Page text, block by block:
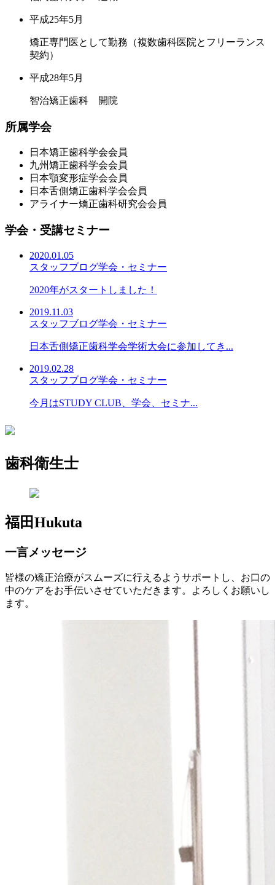
平成25年5月
矯正専門医として勤務（複数歯科医院とフリーランス
契約）
平成28年5月
智治矯正歯科 開院
所属学会
日本矯正歯科学会会員
九州矯正歯科学会会員
日本顎変形症学会会員
日本舌側矯正歯科学会会員
アライナー矯正歯科研究会会員
学会・受講セミナー
2020.01.05
スタッフブログ学会・セミナー
2020年がスタートしました！
2019.11.03
スタッフブログ学会・セミナー
日本舌側矯正歯科学会学術大会に参加してき...
2019.02.28
スタッフブログ学会・セミナー
今月はSTUDY CLUB、学会、セミナ...
歯科衛生士
福田Hukuta
一言メッセージ
皆様の矯正治療がスムーズに行えるようサポートし、お口の
中のケアをお手伝いさせていただきます。よろしくお願いし
ます。